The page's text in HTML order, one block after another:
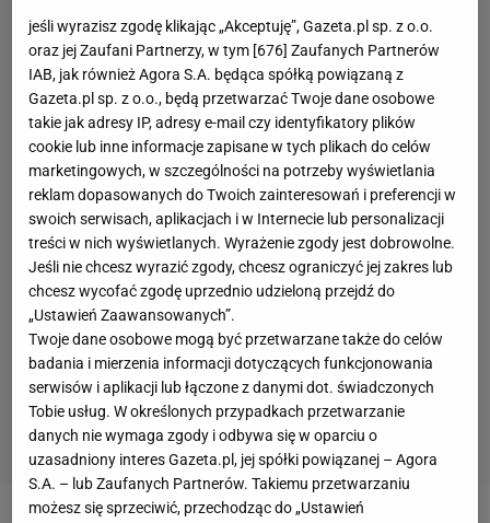
jeśli wyrazisz zgodę klikając „Akceptuję”, Gazeta.pl sp. z o.o.
oraz jej Zaufani Partnerzy, w tym [676] Zaufanych Partnerów
IAB, jak również Agora S.A. będąca spółką powiązaną z
Gazeta.pl sp. z o.o., będą przetwarzać Twoje dane osobowe
takie jak adresy IP, adresy e-mail czy identyfikatory plików
cookie lub inne informacje zapisane w tych plikach do celów
marketingowych, w szczególności na potrzeby wyświetlania
reklam dopasowanych do Twoich zainteresowań i preferencji w
swoich serwisach, aplikacjach i w Internecie lub personalizacji
treści w nich wyświetlanych. Wyrażenie zgody jest dobrowolne.
Jeśli nie chcesz wyrazić zgody, chcesz ograniczyć jej zakres lub
chcesz wycofać zgodę uprzednio udzieloną przejdź do
„Ustawień Zaawansowanych”.
Twoje dane osobowe mogą być przetwarzane także do celów
badania i mierzenia informacji dotyczących funkcjonowania
serwisów i aplikacji lub łączone z danymi dot. świadczonych
Tobie usług. W określonych przypadkach przetwarzanie
danych nie wymaga zgody i odbywa się w oparciu o
uzasadniony interes Gazeta.pl, jej spółki powiązanej – Agora
S.A. – lub Zaufanych Partnerów. Takiemu przetwarzaniu
możesz się sprzeciwić, przechodząc do „Ustawień